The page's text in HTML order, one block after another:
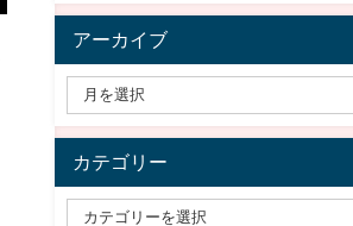
アーカイブ
カテゴリー